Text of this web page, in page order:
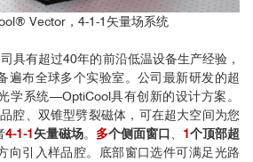
Vector，4-1-1矢量场系统
具有超过40年的前沿低温设备生产经验，
遍布全球多个实验室。公司最新研发的超
学系统—OptiCool具有创新的设计方案。
腔、双锥型劈裂磁体，可在超大空间为您
4-1-1矢量磁场。 多个侧面窗口 1个顶部超
向引入样品腔。底部窗口选件可满足光路